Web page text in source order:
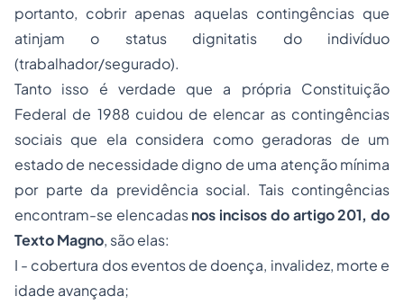
portanto, cobrir apenas aquelas contingências que
atinjam o status dignitatis do indivíduo
(trabalhador/segurado).
Tanto isso é verdade que a própria Constituição
Federal de 1988 cuidou de elencar as contingências
sociais que ela considera como geradoras de um
estado de necessidade digno de uma atenção mínima
por parte da previdência social. Tais contingências
encontram-se elencadasnos incisos do artigo 201, do
Texto Magno, são elas:
I - cobertura dos eventos de doença, invalidez, morte e
idade avançada;